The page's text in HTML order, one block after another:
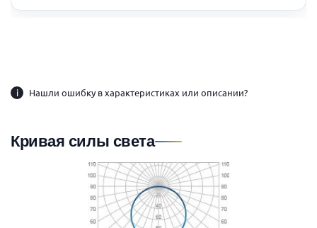
i Нашли ошибку в характеристиках или описании?
Кривая силы света